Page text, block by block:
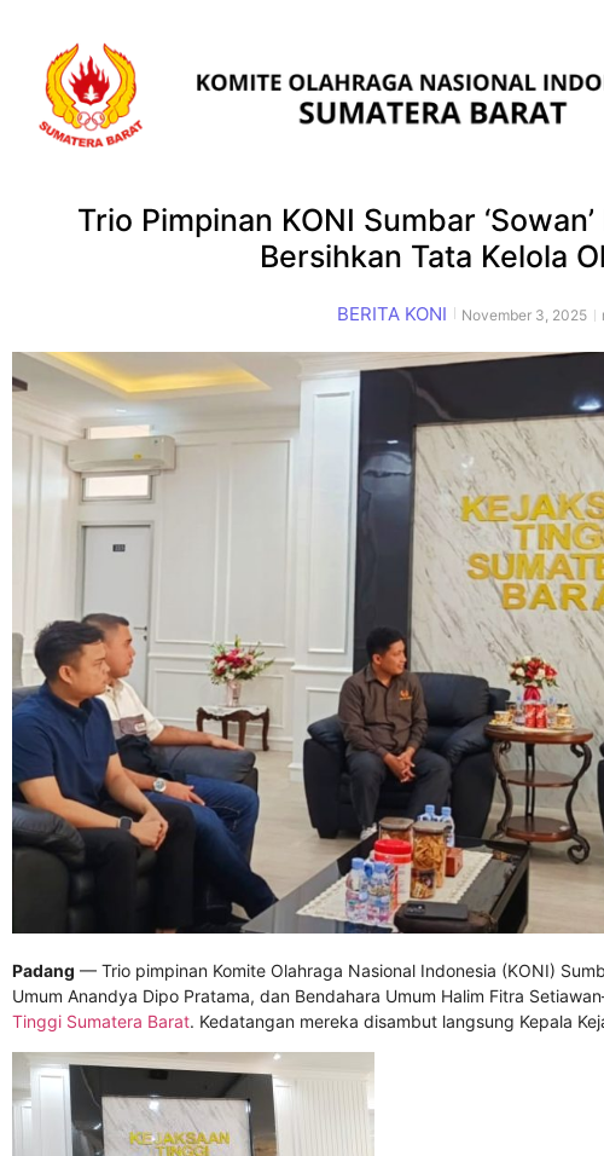
Trio Pimpinan KONI Sumbar
Bersihkan Tata Kelola
BERITA KONI November 3, 2025
Padang — Trio pimpinan Komite Olahraga Nasional Indonesia (KONI)
Umum Anandya Dipo Pratama, dan Bendahara Umum Halim Fitra
Tinggi Sumatera Barat. Kedatangan mereka disambut langsung Kepala